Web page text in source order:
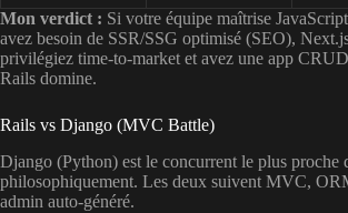
Mon verdict : Si votre équipe maîtrise
avez besoin de SSR/SSG optimisé (SEO),
privilégiez time-to-market et avez une app
Rails domine.
Rails vs Django (MVC Battle)
Django (Python) est le concurrent le plus proche
philosophiquement. Les deux suivent MVC,
admin auto-généré.